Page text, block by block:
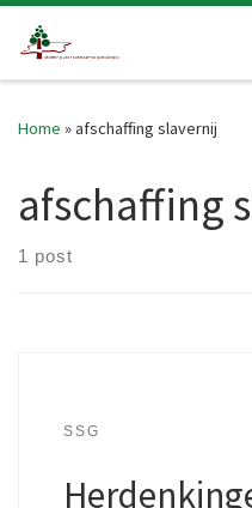
Skip to content
Home »afschaffing slavernij
afschaffing
1 post
SSG